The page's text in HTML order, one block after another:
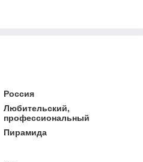
Россия
Любительский,
профессиональный
Пирамида